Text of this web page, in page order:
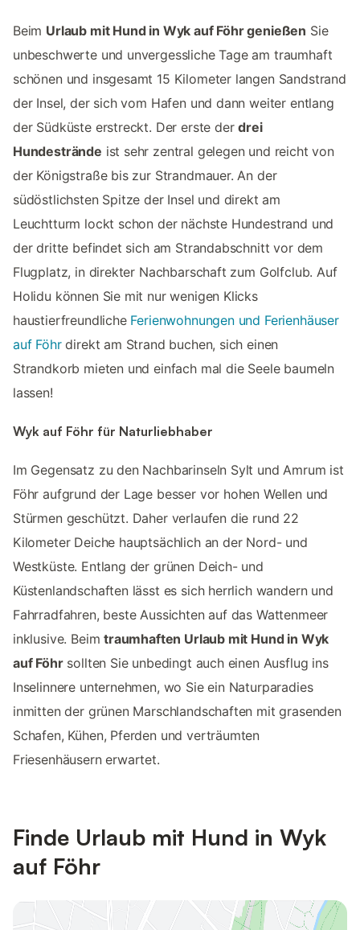
Beim Urlaub mit Hund in Wyk auf Föhr genießen Sie
unbeschwerte und unvergessliche Tage am traumhaft
schönen und insgesamt 15 Kilometer langen Sandstrand
der Insel, der sich vom Hafen und dann weiter entlang
der Südküste erstreckt. Der erste derdrei
Hundestrände ist sehr zentral gelegen und reicht von
der Königstraße bis zur Strandmauer. An der
südöstlichsten Spitze der Insel und direkt am
Leuchtturm lockt schon der nächste Hundestrand und
der dritte befindet sich am Strandabschnitt vor dem
Flugplatz, in direkter Nachbarschaft zum Golfclub. Auf
Holidu können Sie mit nur wenigen Klicks
haustierfreundliche Ferienwohnungen und Ferienhäuser
auf Föhrdirekt am Strand buchen, sich einen
Strandkorb mieten und einfach mal die Seele baumeln
lassen!
Wyk auf Föhr für Naturliebhaber
Im Gegensatz zu den Nachbarinseln Sylt und Amrum ist
Föhr aufgrund der Lage besser vor hohen Wellen und
Stürmen geschützt. Daher verlaufen die rund 22
Kilometer Deiche hauptsächlich an der Nord- und
Westküste. Entlang der grünen Deich- und
Küstenlandschaften lässt es sich herrlich wandern und
Fahrradfahren, beste Aussichten auf das Wattenmeer
inklusive. Beimtraumhaften Urlaub mit Hund in Wyk
auf Föhrsollten Sie unbedingt auch einen Ausflug ins
Inselinnere unternehmen, wo Sie ein Naturparadies
inmitten der grünen Marschlandschaften mit grasenden
Schafen, Kühen, Pferden und verträumten
Friesenhäusern erwartet.
Finde Urlaub mit Hund in Wyk
auf Föhr